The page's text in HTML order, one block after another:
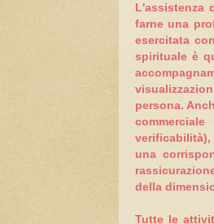
L'assistenza
farne una
esercitata
spirituale è
persona.
una
della
Tutte le